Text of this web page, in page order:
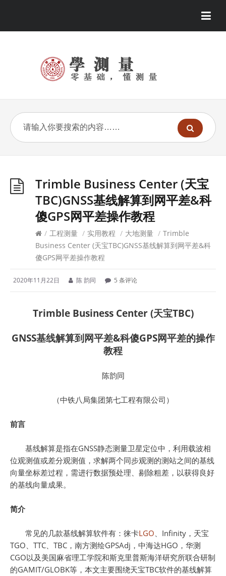
Trimble Business Center (天宝
TBC)GNSS基线解算到网平差&科
傻GPS网平差操作教程
/ 工程测量 / 实用教程 / 大地测量 / Trimble
Business Center (天宝TBC)GNSS基线解算到网平差&科
傻GPS网平差操作教程
2020年11月22日 陈 韵同 5 条评论
Trimble Business Center (天宝TBC)
GNSS基线解算到网平差&科傻GPS网平差的操作
教程
陈韵同
（中铁八局集团第七工程有限公司）
前言
基线解算是指在GNSS静态测量卫星定位中，利用载波相
位观测值或差分观测值，求解两个同步观测的测站之间的基线
向量坐标差过程，需进行数据预处理、剔除粗差，以获得良好
的基线向量成果。
简介
常见的几款基线解算软件有：徕卡LGO、Infinity，天宝
TGO、TTC、TBC，南方测绘GPSAdj，中海达HGO，华测
CGO以及美国麻省理工学院和斯克里普斯海洋研究所联合研制
的GAMIT/GLOBK等，本文主要围绕天宝TBC软件的基线解算